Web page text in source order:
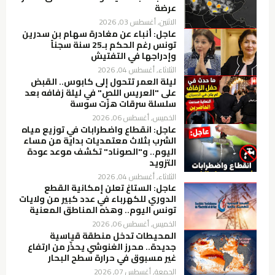
عرضة
الاثنين, أغسطس 03, 2026
عاجل: أنباء عن مغادرة سهام بن سدرين
تونس رغم الحكم بـ25 سنة سجناً
وإدراجها في التفتيش
الثلاثاء, أغسطس 04, 2026
ليلة العمر تتحول إلى كابوس.. القبض
على "العريس اللص" في ليلة زفافه بعد
سلسلة سرقات هزّت سوسة
الخميس, أغسطس 06, 2026
عاجل: انقطاع واضطرابات في توزيع مياه
الشرب بثلاث معتمديات بداية من مساء
اليوم.. و"الصوناد" تكشف موعد عودة
التزويد
الثلاثاء, أغسطس 04, 2026
عاجل: الستاغ تعلن إمكانية القطع
الدوري للكهرباء في عدد كبير من ولايات
تونس اليوم.. وهذه المناطق المعنية
الخميس, أغسطس 06, 2026
المحيطات تدخل منطقة قياسية
جديدة.. محرز الغنوشي يحذّر من ارتفاع
غير مسبوق في حرارة سطح البحار
الجمعة, أغسطس 07, 2026